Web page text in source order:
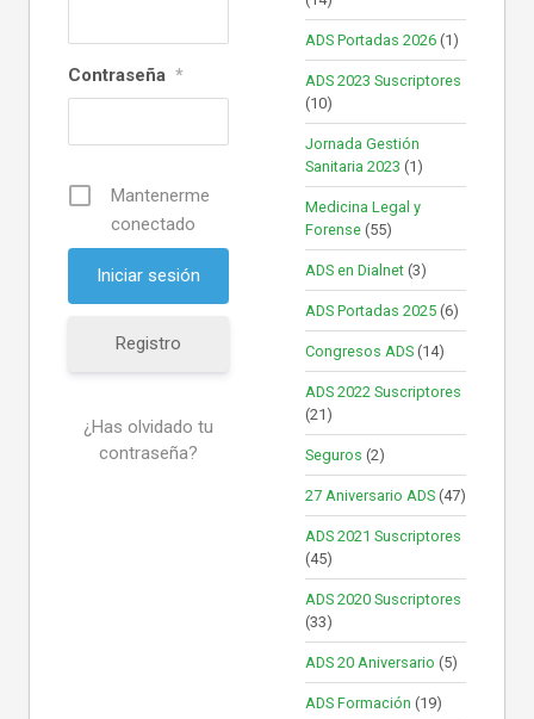
Contraseña *
Mantenerme
conectado
Registro
¿Has olvidado tu
contraseña?
ADS Portadas 2026 (1)
ADS 2023 Suscriptores
(10)
Jornada Gestión
Sanitaria 2023 (1)
Medicina Legal y
Forense (55)
ADS en Dialnet (3)
ADS Portadas 2025 (6)
Congresos ADS (14)
ADS 2022 Suscriptores
(21)
Seguros (2)
27 Aniversario ADS (47)
ADS 2021 Suscriptores
(45)
ADS 2020 Suscriptores
(33)
ADS 20 Aniversario (5)
ADS Formación (19)